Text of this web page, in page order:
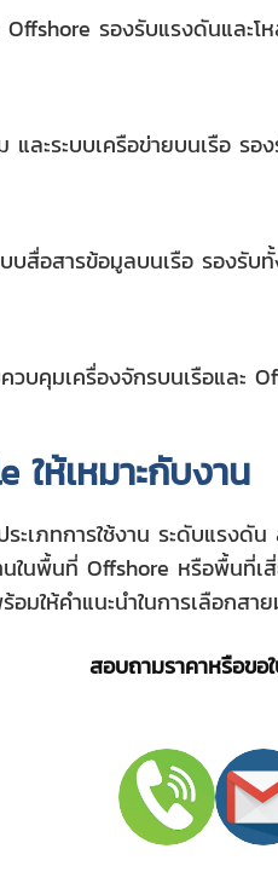
Offshore รองรับแรงดันและ
และระบบเครือข่ายบนเรือ
บสื่อสารข้อมูลบนเรือ รองรั
บคุมเครื่องจักรบนเรือและ
ให้เหมาะกับงาน
เภทการใช้งาน ระดับแรงดั
ในพื้นที่ Offshore หรือพื้นที่
ให้คำแนะนำในการเลือกส
สอบถามราคาหรือขอ